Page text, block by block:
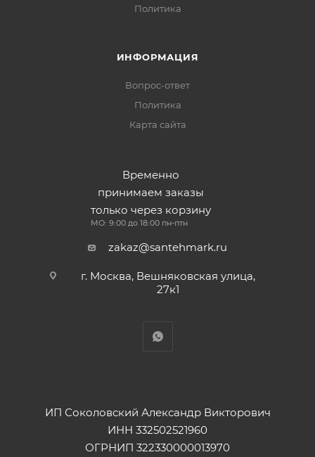
Политика
ИНФОРМАЦИЯ
Вопрос-ответ
Политика
Карта сайта
Временно
принимаем заказы
только через корзину
МО: 9:00 до 18:00 пн-птн
zakaz@santehmark.ru
г. Москва, Вешняковская улица,
27к1
ИП Соколовский Александр Викторович
ИНН 332502521960
ОГРНИП 322330000013970